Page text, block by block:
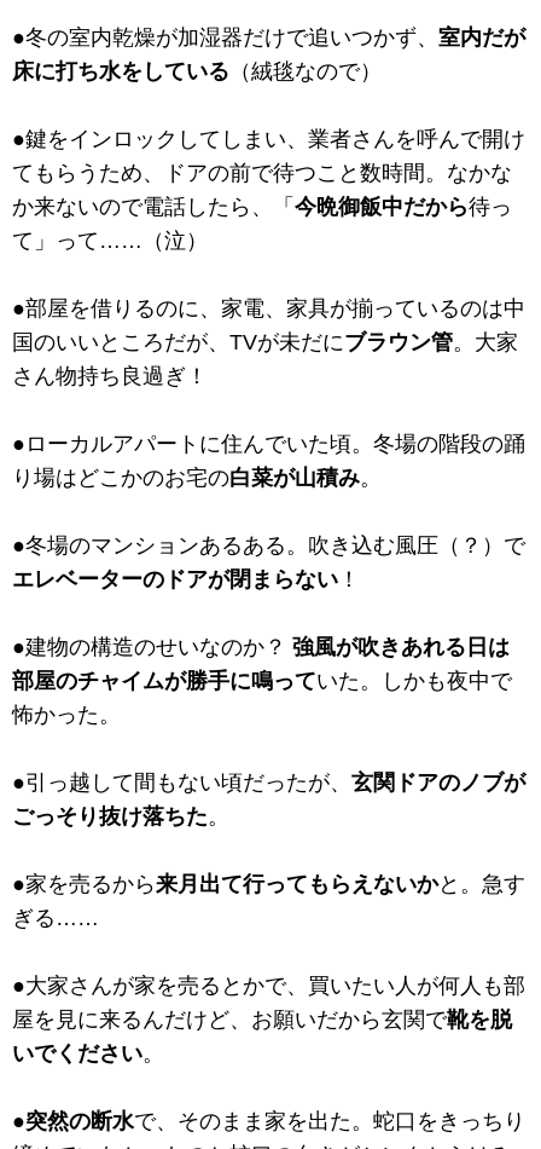
●冬の室内乾燥が加湿器だけで追いつかず、 室内だが
床に打ち水をしている （絨毯なので）
●鍵をインロックしてしまい、業者さんを呼んで開け
てもらうため、ドアの前で待つこと数時間。なかな
か来ないので電話したら、「 今晩御飯中だから待っ
て」って……（泣）
●部屋を借りるのに、家電、家具が揃っているのは中
国のいいところだが、TVが未だにブラウン管。大家
さん物持ち良過ぎ！
●ローカルアパートに住んでいた頃。冬場の階段の踊
り場はどこかのお宅の白菜が山積み。
●冬場のマンションあるある。吹き込む風圧（？）で
エレベーターのドアが閉まらない ！
●建物の構造のせいなのか？ 強風が吹きあれる日は
部屋のチャイムが勝手に鳴っていた。しかも夜中で
怖かった。
●引っ越して間もない頃だったが、 玄関ドアのノブが
ごっそり抜け落ちた。
●家を売るから来月出て行ってもらえないかと。急す
ぎる……
●大家さんが家を売るとかで、買いたい人が何人も部
屋を見に来るんだけど、お願いだから玄関で靴を脱
いでください。
●突然の断水で、そのまま家を出た。蛇口をきっちり